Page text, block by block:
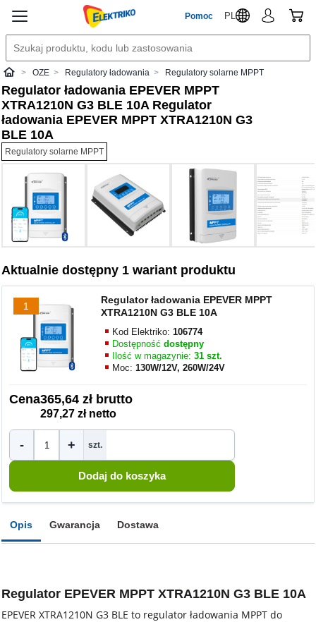
Pomoc PL
ElektrikoOZE Regulatory ładowania Regulatory solarne MPPT
Regulator ładowania EPEVER MPPT
XTRA1210N G3 BLE 10A Regulator
ładowania EPEVER MPPT XTRA1210N G3
BLE 10A
Regulatory solarne MPPT
Aktualnie dostępny 1 wariant produktu
1
Regulator ładowania EPEVER MPPT
XTRA1210N G3 BLE 10A
Kod Elektriko:106774
Dostępnośćdostępny
Ilość w magazynie:31 szt.
Moc:130W/12V, 260W/24V
Cena365,64 zł brutto
297,27 zł netto
- + szt.
Opis Gwarancja Dostawa
Regulator EPEVER MPPT XTRA1210N G3 BLE 10A
EPEVER XTRA1210N G3 BLE to regulator ładowania MPPT do